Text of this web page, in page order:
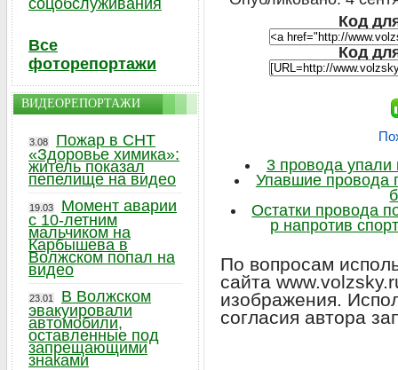
Код
Код
3 провода упали
Упавшие провода
Остатки провода
р напротив
По вопросам
сайта
изображения.
согласия автора
соцобслуживания
Все
фоторепортажи
ВИДЕОРЕПОРТАЖИ
3.08
Пожар в СНТ
«Здоровье химика»:
житель показал
пепелище на видео
19.03
Момент аварии
с 10-летним
мальчиком на
Карбышева в
Волжском попал на
видео
23.01
В Волжском
эвакуировали
автомобили,
оставленные под
запрещающими
знаками